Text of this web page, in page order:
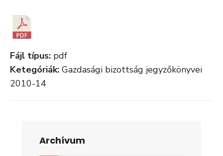
Fájl típus: pdf
Ketegóriák: Gazdasági bizottság jegyzőkönyvei
2010-14
Archívum